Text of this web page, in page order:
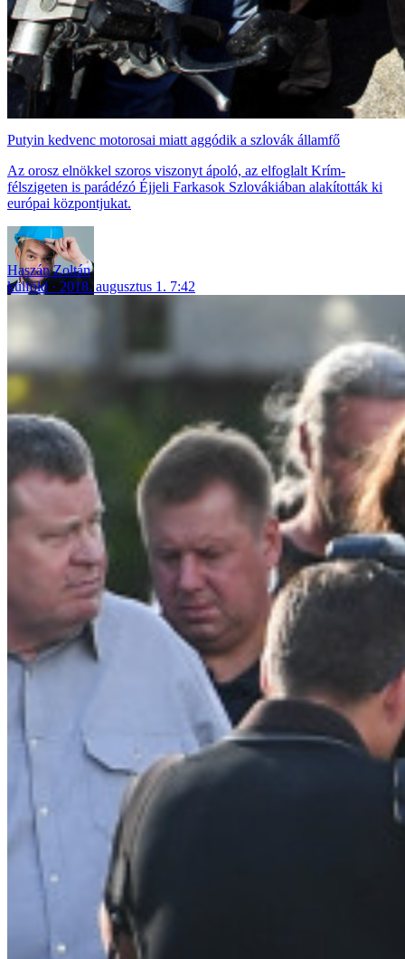
Putyin kedvenc motorosai miatt aggódik a szlovák államfő
Az orosz elnökkel szoros viszonyt ápoló, az elfoglalt Krím-
félszigeten is parádézó Éjjeli Farkasok Szlovákiában alakították ki
európai központjukat.
Haszán Zoltán
külföld
2018. augusztus 1. 7:42